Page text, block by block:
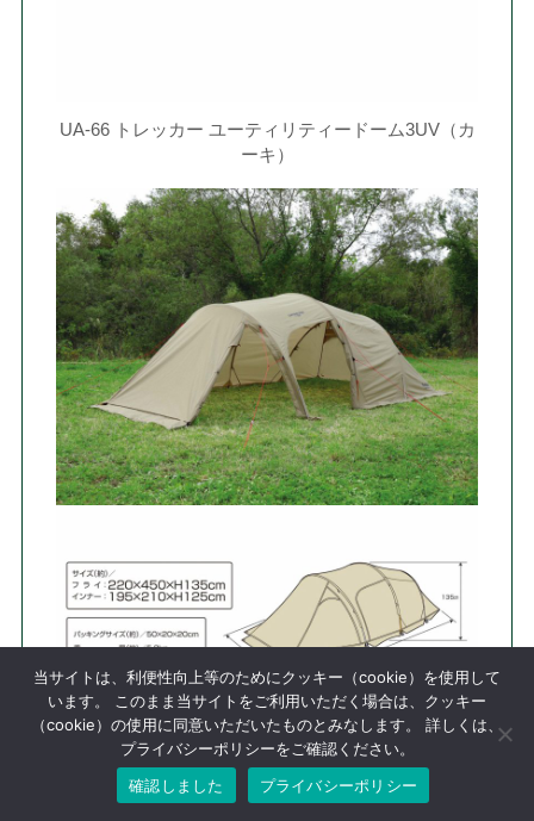
UA-66 トレッカー ユーティリティードーム3UV（カ
ーキ）
当サイトは、利便性向上等のためにクッキー（cookie）を使用して
います。 このまま当サイトをご利用いただく場合は、クッキー
（cookie）の使用に同意いただいたものとみなします。 詳しくは、
プライバシーポリシーをご確認ください。
確認しました
プライバシーポリシー